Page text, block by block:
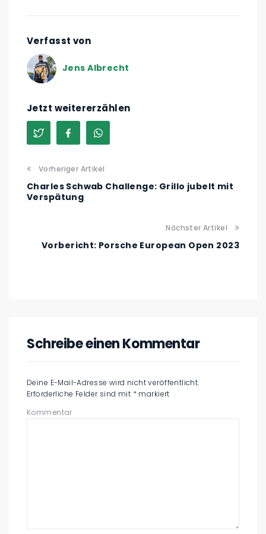
Verfasst von
Jens Albrecht
Jetzt weitererzählen
Vorheriger Artikel
Charles Schwab Challenge: Grillo jubelt mit
Verspätung
Nächster Artikel
Vorbericht: Porsche European Open 2023
Schreibe einen Kommentar
Deine E-Mail-Adresse wird nicht veröffentlicht.
Erforderliche Felder sind mit * markiert
Kommentar